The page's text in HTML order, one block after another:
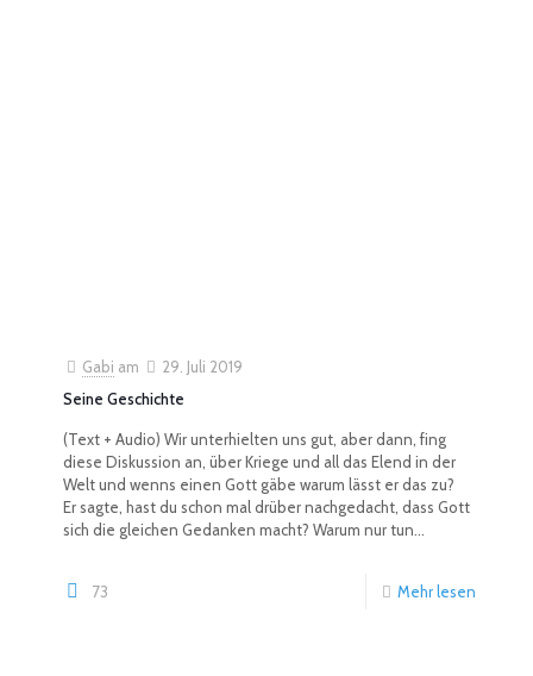
Gabi am
29. Juli 2019
Seine Geschichte
(Text + Audio) Wir unterhielten uns gut, aber dann, fing
diese Diskussion an, über Kriege und all das Elend in der
Welt und wenns einen Gott gäbe warum lässt er das zu?
Er sagte, hast du schon mal drüber nachgedacht, dass Gott
sich die gleichen Gedanken macht? Warum nur tun...
73 Mehr lesen